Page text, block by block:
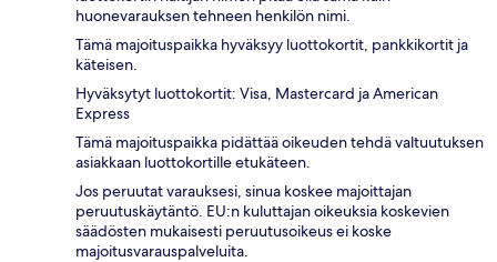
huonevarauksen tehneen henkilön nimi.
Tämä majoituspaikka hyväksyy luottokortit, pankkikortit ja
käteisen.
Hyväksytyt luottokortit: Visa, Mastercard ja American
Express
Tämä majoituspaikka pidättää oikeuden tehdä valtuutuksen
asiakkaan luottokortille etukäteen.
Jos peruutat varauksesi, sinua koskee majoittajan
peruutuskäytäntö. EU:n kuluttajan oikeuksia koskevien
säädösten mukaisesti peruutusoikeus ei koske
majoitusvarauspalveluita.